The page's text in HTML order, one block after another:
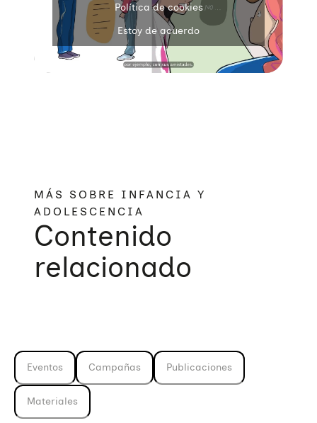
Política de cookies
Estoy de acuerdo
MÁS SOBRE INFANCIA Y
ADOLESCENCIA
Contenido
relacionado
Eventos Campañas Publicaciones
Materiales